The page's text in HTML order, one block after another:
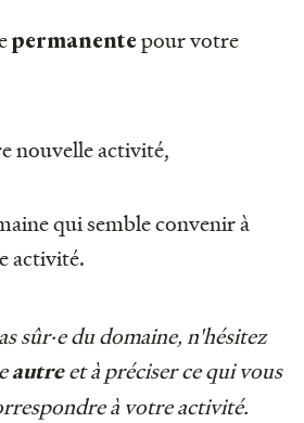
permanentepour votre
nouvelle activité,
qui semble convenir à
activité.
sûr·e du domaine, n'hésitez
autreet à préciser ce qui vous
à votre activité.